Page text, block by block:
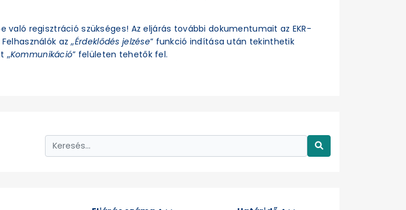
való regisztráció szükséges! Az eljárás további dokumentumait az EKR-
az „Érdeklődés jelzése” funkció indítása után tekinthetik
„Kommunikáció” felületen tehetők fel.